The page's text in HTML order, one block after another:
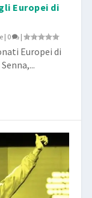
Europei di
| 0 |
Europei di